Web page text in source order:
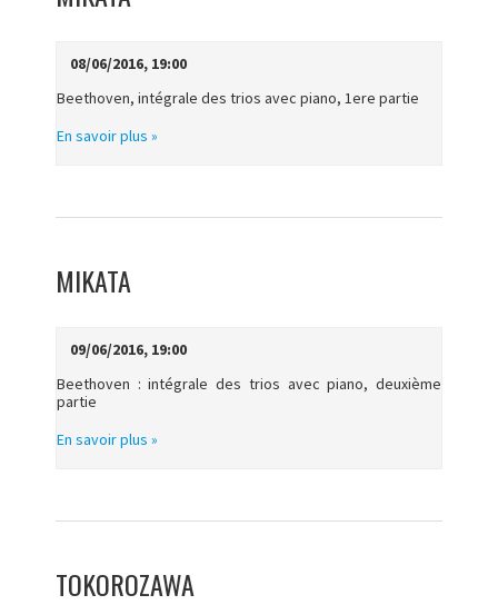
08/06/2016, 19:00
Beethoven, intégrale des trios avec piano, 1ere partie
En savoir plus »
MIKATA
09/06/2016, 19:00
Beethoven : intégrale des trios avec piano, deuxième
partie
En savoir plus »
TOKOROZAWA